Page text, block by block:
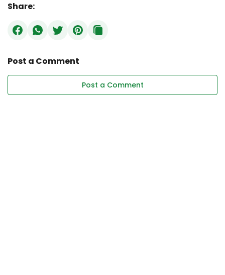
Share:
Post a Comment
Post a Comment